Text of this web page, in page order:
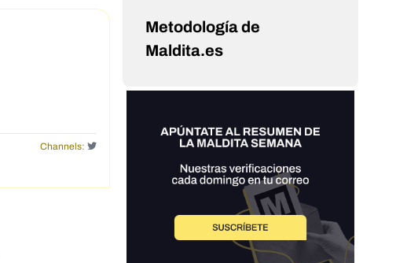
Channels:
Metodología de
Maldita.es